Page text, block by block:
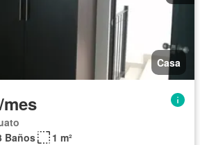
Casa
mes
Baños
1 m²